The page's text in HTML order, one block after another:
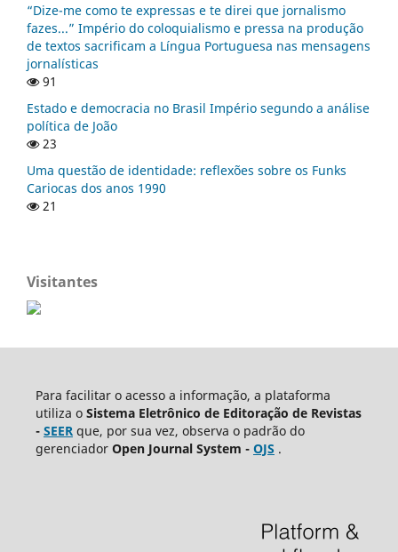
“Dize-me como te expressas e te direi que jornalismo
fazes...” Império do coloquialismo e pressa na produção
de textos sacrificam a Língua Portuguesa nas mensagens
jornalísticas
91
Estado e democracia no Brasil Império segundo a análise
política de João
23
Uma questão de identidade: reflexões sobre os Funks
Cariocas dos anos 1990
21
Visitantes
Para facilitar o acesso a informação, a plataforma
utiliza o Sistema Eletrônico de Editoração de Revistas
- SEERque, por sua vez, observa o padrão do
gerenciador Open Journal System - OJS .